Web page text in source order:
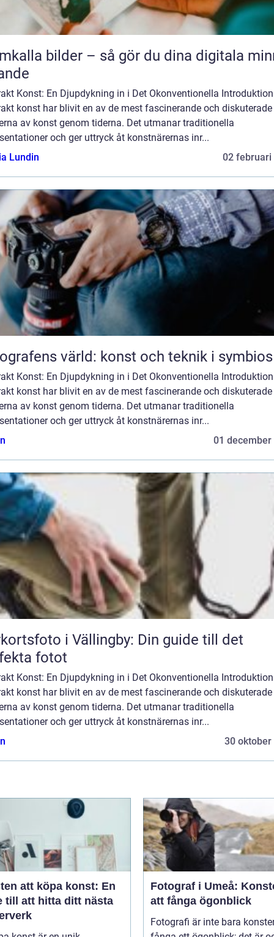
bilder – så gör du dina digitala
Konst: En Djupdykning in i Det Okonventionella Introduktion
konst har blivit en av de mest fascinerande och diskuterade
av konst genom tiderna. Det utmanar traditionella
och ger uttryck åt konstnärernas inr...
Lundin
02 februari
värld: konst och teknik i symbios
Konst: En Djupdykning in i Det Okonventionella Introduktion
konst har blivit en av de mest fascinerande och diskuterade
av konst genom tiderna. Det utmanar traditionella
och ger uttryck åt konstnärernas inr...
01 december
i Vällingby: Din guide till det
fotot
Konst: En Djupdykning in i Det Okonventionella Introduktion
konst har blivit en av de mest fascinerande och diskuterade
av konst genom tiderna. Det utmanar traditionella
och ger uttryck åt konstnärernas inr...
30 oktober
att köpa konst: En
till att hitta ditt nästa
Fotograf i Umeå:
att fånga ögonblick
Fotografi är inte bara